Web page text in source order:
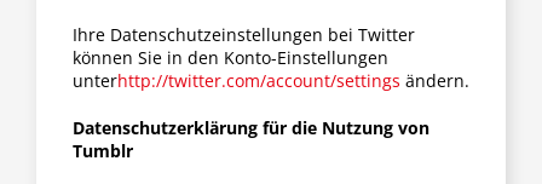
Ihre Datenschutzeinstellungen bei Twitter
können Sie in den Konto-Einstellungen
unterhttp://twitter.com/account/settings ändern.
Datenschutzerklärung für die Nutzung von
Tumblr